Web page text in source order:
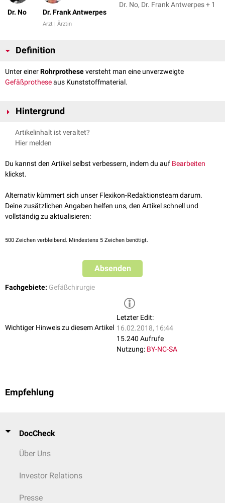
Dr. No Dr. Frank Antwerpes
Arzt | Ärztin
Dr. No, Dr. Frank Antwerpes + 1
Definition
Unter einerRohrprotheseversteht man eine unverzweigte
Gefäßprotheseaus Kunststoffmaterial.
Hintergrund
Rohrprothesen werden zum Beispiel bei einem
verwendet, wenn beide
ersetzt. Dabei besteht sowohl
kranial als auch kaudal eine
End-zu-End-
Anastomose
. Falls das Aneurysma bis zur Iliakalarterie reicht, muss eine
Artikelinhalt ist veraltet?
Hier melden
Du kannst den Artikel selbst verbessern, indem du auf Bearbeiten
klickst.
Alternativ kümmert sich unser Flexikon-Redaktionsteam darum.
Deine zusätzlichen Angaben helfen uns, den Artikel schnell und
vollständig zu aktualisieren:
500 Zeichen verbleibend. Mindestens 5 Zeichen benötigt.
Absenden
Fachgebiete: Gefäßchirurgie
Wichtiger Hinweis zu diesem Artikel
Letzter Edit:
16.02.2018, 16:44
15.240 Aufrufe
Nutzung: BY-NC-SA
Empfehlung
DocCheck
Über Uns
Investor Relations
Presse